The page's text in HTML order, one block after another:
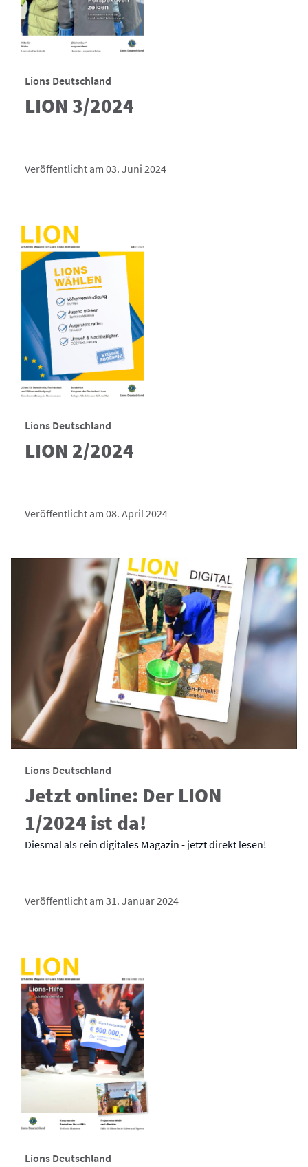
Lions Deutschland
LION 3/2024
Veröffentlicht am 03. Juni 2024
Lions Deutschland
LION 2/2024
Veröffentlicht am 08. April 2024
Lions Deutschland
Jetzt online: Der LION
1/2024 ist da!
Diesmal als rein digitales Magazin - jetzt direkt lesen!
Veröffentlicht am 31. Januar 2024
Lions Deutschland